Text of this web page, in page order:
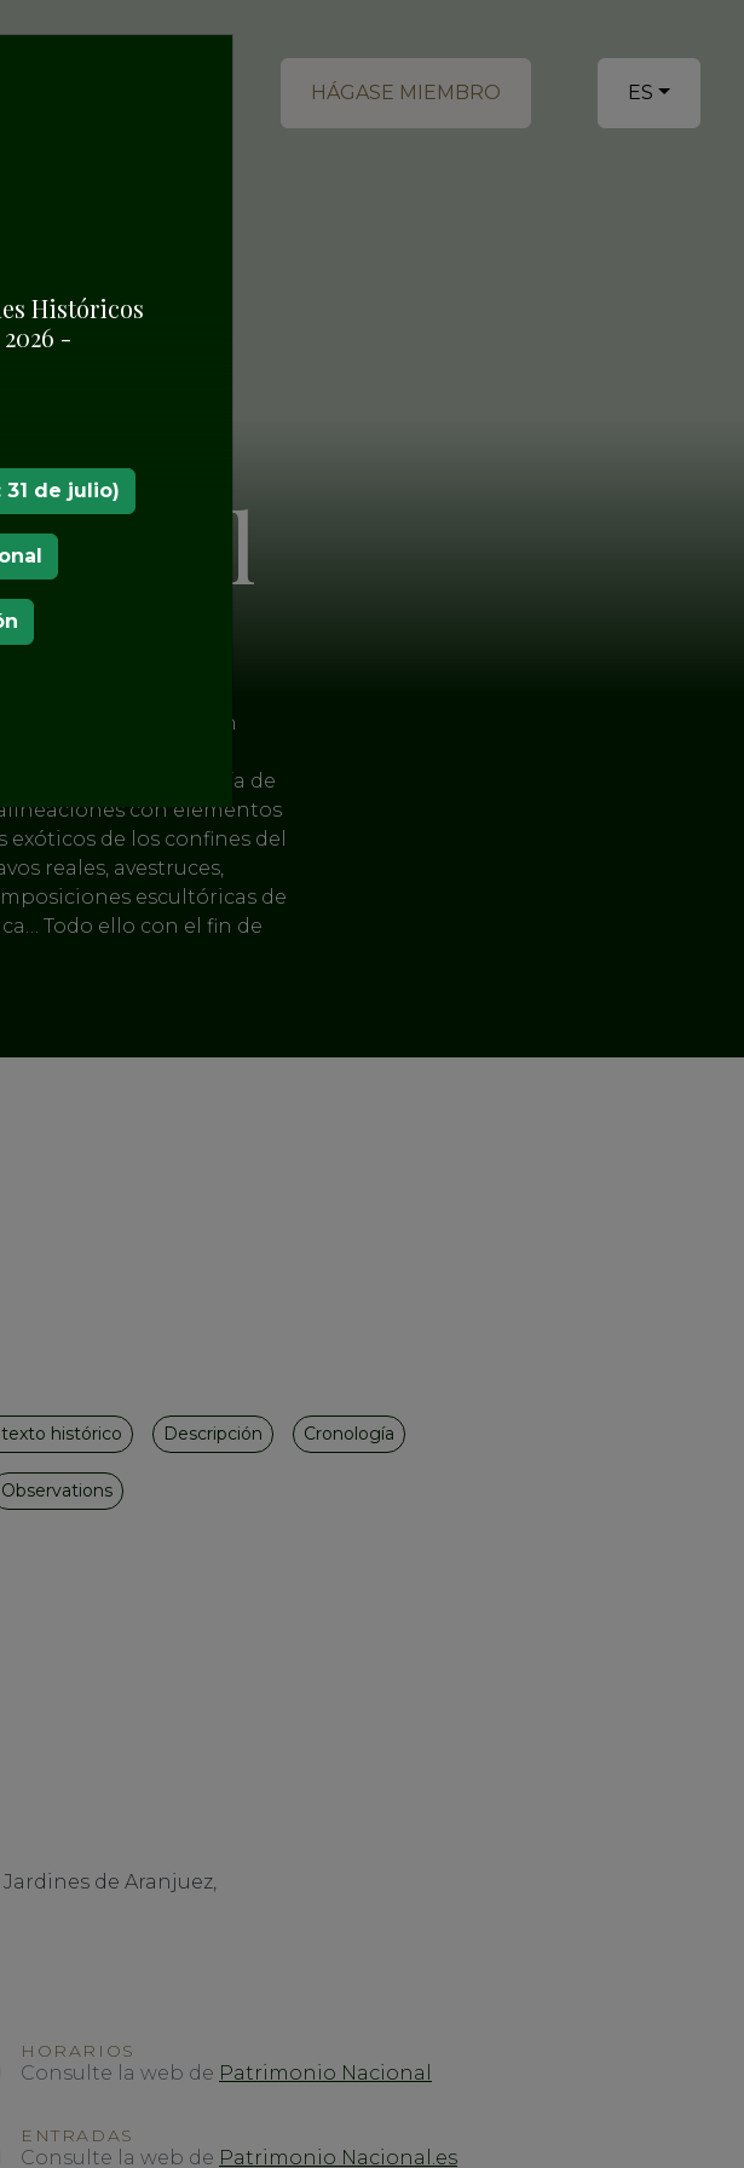
HÁGASE MIEMBRO ES
DE LOS JARDINES
de crear un
de las presas y
de jardinería de
con elementos
de los confines del
reales, avestruces,
escultóricas de
Todo ello con el fin de
histórico Descripción Cronología
Observations
de Aranjuez,
HORARIOS
Consulte la web de Patrimonio Nacional
ENTRADAS
Consulte la web de Patrimonio Nacional.es
Históricos
-
de julio)